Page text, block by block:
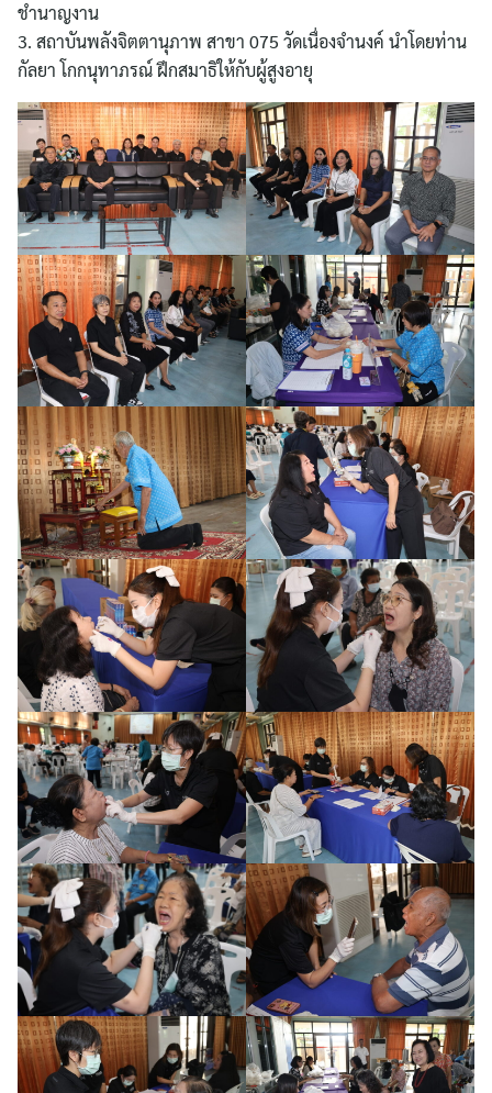
ชำนาญงาน
3. สถาบันพลังจิตตานุภาพ สาขา 075 วัดเนื่องจำนงค์ นำโดยท่าน
กัลยา โกกนุทาภรณ์ ฝึกสมาธิให้กับผู้สูงอายุ